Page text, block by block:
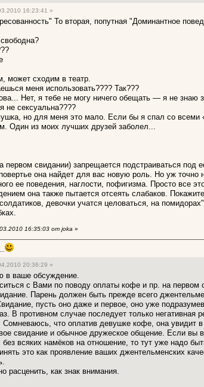
16:23:41 »
То вторая, попутная "Доминантное
может сходим в театр.
меня использовать???? Так???
Нет, я тебе не могу ничего обещать — я не знаю
не сексуальна????
но для меня это мало. Если бы я спал со
Один из моих лучших друзей заболел...
первом свидании) запрещается подстраиваться
она найдет для вас новую роль. Но уж точно
ее поведения, наглости, пофигизма. Просто все
она также пытается отсеять слабаков.
девочки учатся целоваться, на
16:35:03 от joka »
20:36:29 »
в ваше обсуждение.
с Вами по поводу оплаты кофе и пр. на первом
Парень должен быть прежде всего
пусть оно даже и первое, оно уже
В противном случае последует только
что оплатив девушке кофе, она увидит
свидание и обычное дружеское общение. Если
всяких намёков на отношение, то тут уже надо
это как проявление ваших джентельменских
расценить, как знак внимания.